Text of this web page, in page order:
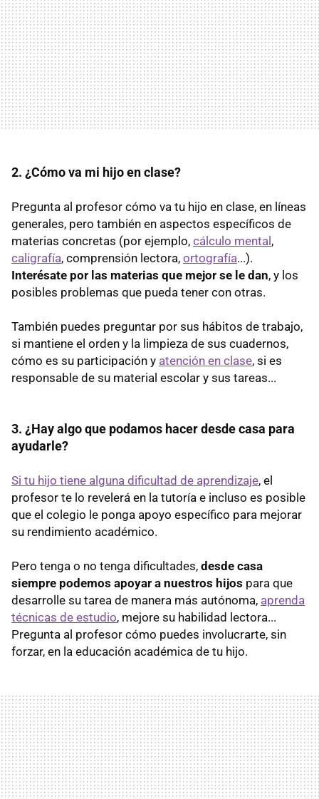
2. ¿Cómo va mi hijo en clase?
Pregunta al profesor cómo va tu hijo en clase, en líneas
generales, pero también en aspectos específicos de
materias concretas (por ejemplo, cálculo mental ,
caligrafía, comprensión lectora, ortografía...).
Interésate por las materias que mejor se le dan, y los
posibles problemas que pueda tener con otras.
También puedes preguntar por sus hábitos de trabajo,
si mantiene el orden y la limpieza de sus cuadernos,
cómo es su participación y atención en clase, si es
responsable de su material escolar y sus tareas...
3. ¿Hay algo que podamos hacer desde casa para
ayudarle?
Si tu hijo tiene alguna dificultad de aprendizaje, el
profesor te lo revelerá en la tutoría e incluso es posible
que el colegio le ponga apoyo específico para mejorar
su rendimiento académico.
Pero tenga o no tenga dificultades, desde casa
siempre podemos apoyar a nuestros hijos para que
desarrolle su tarea de manera más autónoma, aprenda
técnicas de estudio, mejore su habilidad lectora...
Pregunta al profesor cómo puedes involucrarte, sin
forzar, en la educación académica de tu hijo.